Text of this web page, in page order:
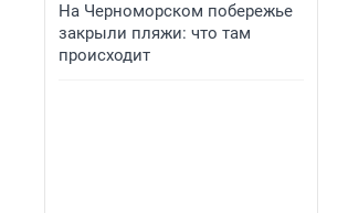
На Черноморском побережье
закрыли пляжи: что там
происходит